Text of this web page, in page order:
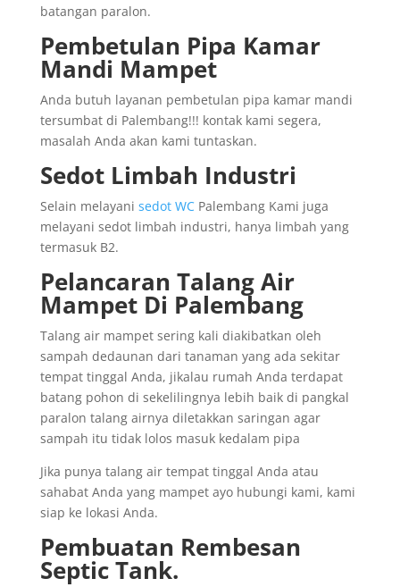
batangan paralon.
Pembetulan Pipa Kamar
Mandi Mampet
Anda butuh layanan pembetulan pipa kamar mandi
tersumbat di Palembang!!! kontak kami segera,
masalah Anda akan kami tuntaskan.
Sedot Limbah Industri
Selain melayani sedot WCPalembang Kami juga
melayani sedot limbah industri, hanya limbah yang
termasuk B2.
Pelancaran Talang Air
Mampet Di Palembang
Talang air mampet sering kali diakibatkan oleh
sampah dedaunan dari tanaman yang ada sekitar
tempat tinggal Anda, jikalau rumah Anda terdapat
batang pohon di sekelilingnya lebih baik di pangkal
paralon talang airnya diletakkan saringan agar
sampah itu tidak lolos masuk kedalam pipa
Jika punya talang air tempat tinggal Anda atau
sahabat Anda yang mampet ayo hubungi kami, kami
siap ke lokasi Anda.
Pembuatan Rembesan
Septic Tank.